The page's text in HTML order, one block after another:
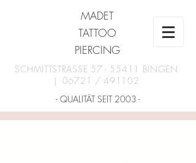
MADET
TATTOO
PIERCING
SCHMITTSTRASSE 57 - 55411 BINGEN
| 06721 / 491102
- QUALITÄT SEIT 2003 -